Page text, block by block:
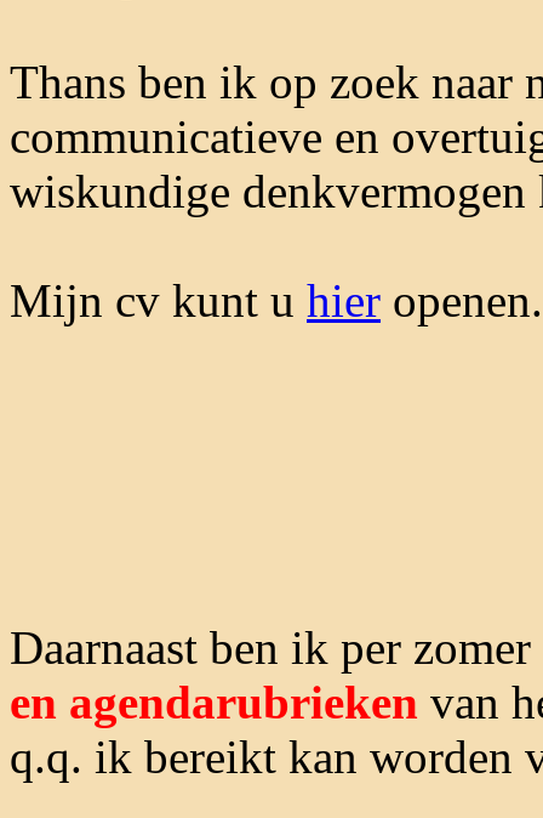
Thans ben ik op zoek
communicatieve en
wiskundige denkvermogen
Mijn cv kunt u hier
Daarnaast ben ik per
en agendarubrieken van
q.q. ik bereikt kan worden